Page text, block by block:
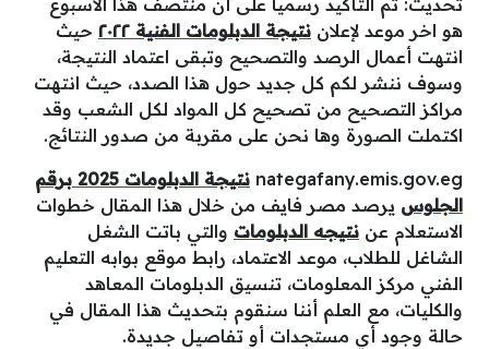
تحديث: تم التأكيد رسميا على أن منتصف هذا الأسبوع
هو اخر موعد لإعلان نتيجة الدبلومات الفنية ٢٠٢٢
حيث
انتهت أعمال الرصد والتصحيح وتبقى اعتماد النتيجة،
وسوف ننشر لكم كل جديد حول هذا الصدد، حيث انتهت
مراكز التصحيح من تصحيح كل المواد لكل الشعب وقد
اكتملت الصورة وها نحن على مقربة من صدور النتائج.
nategafany.emis.gov.eg
نتيجة الدبلومات 2025 برقم
الجلوس يرصد مصر فايف من خلال هذا المقال خطوات
الاستعلام عن نتيجه الدبلومات والتي باتت الشغل
الشاغل للطلاب، موعد الاعتماد، رابط موقع بوابه التعليم
الفني مركز المعلومات، تنسيق الدبلومات المعاهد
والكليات، مع العلم أننا سنقوم بتحديث هذا المقال في
حالة وجود أي مستجدات أو تفاصيل جديدة.